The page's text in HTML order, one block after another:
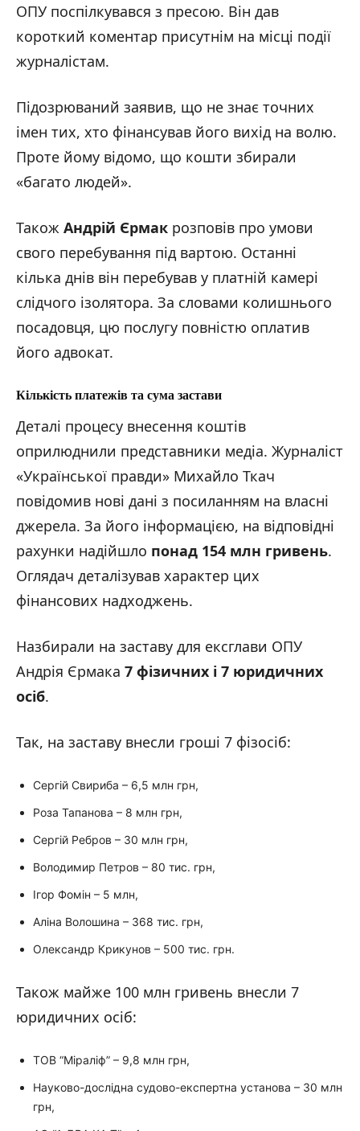
ОПУ поспілкувався з пресою. Він дав
короткий коментар присутнім на місці події
журналістам.
Підозрюваний заявив, що не знає точних
імен тих, хто фінансував його вихід на волю.
Проте йому відомо, що кошти збирали
«багато людей».
Також Андрій Єрмак розповів про умови
свого перебування під вартою. Останні
кілька днів він перебував у платній камері
слідчого ізолятора. За словами колишнього
посадовця, цю послугу повністю оплатив
його адвокат.
Кількість платежів та сума застави
Деталі процесу внесення коштів
оприлюднили представники медіа. Журналіст
«Української правди» Михайло Ткач
повідомив нові дані з посиланням на власні
джерела. За його інформацією, на відповідні
рахунки надійшло понад 154 млн гривень.
Оглядач деталізував характер цих
фінансових надходжень.
Назбирали на заставу для ексглави ОПУ
Андрія Єрмака 7 фізичних і 7 юридичних
осіб.
Так, на заставу внесли гроші 7 фізосіб:
Сергій Свириба – 6,5 млн грн,
Роза Тапанова – 8 млн грн,
Сергій Ребров – 30 млн грн,
Володимир Петров – 80 тис. грн,
Ігор Фомін – 5 млн,
Аліна Волошина – 368 тис. грн,
Олександр Крикунов – 500 тис. грн.
Також майже 100 млн гривень внесли 7
юридичних осіб:
ТОВ “Міраліф” – 9,8 млн грн,
Науково-дослідна судово-експертна установа – 30 млн
грн,